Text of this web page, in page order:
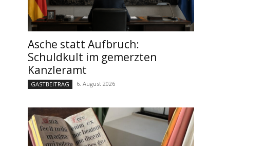
Asche statt Aufbruch:
Schuldkult im gemerzten
Kanzleramt
GASTBEITRAG 6. August 2026